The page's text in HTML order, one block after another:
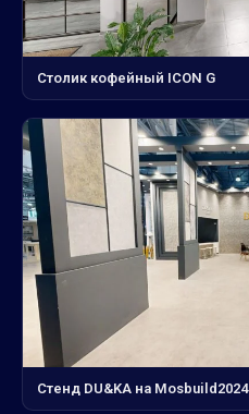
Столик кофейный ICON G
Стенд DU&KA на Mosbuild2024